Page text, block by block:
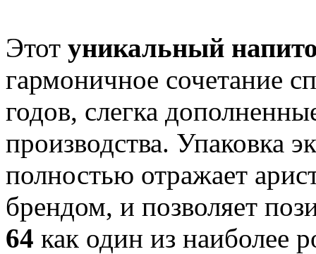
Этот уникальный
гармоничное сочетание
годов, слегка
производства. Упаковка
полностью отражает
брендом, и позволяет
64 как один из наиболее